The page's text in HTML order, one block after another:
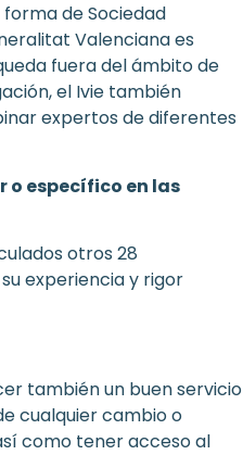
de Sociedad
Valenciana es
fuera del ámbito de
el Ivie también
expertos de diferentes
o específico en las
otros 28
experiencia y rigor
también un buen servicio
cualquier cambio o
como tener acceso al